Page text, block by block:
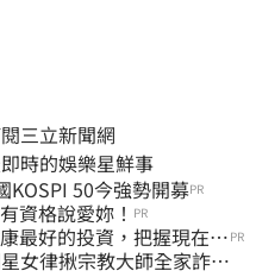
三立新聞網
時的娛樂星鮮事
KOSPI 50今強勢開募PR
資格說愛妳！ PR
最好的投資，把握現在不 PR
女律揪宗教大師全家詐慈